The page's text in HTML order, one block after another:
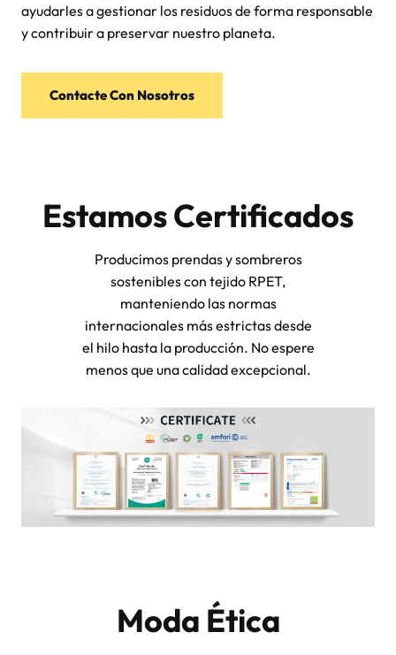
ayudarles a gestionar los residuos de forma responsable
y contribuir a preservar nuestro planeta.
Contacte Con Nosotros
Estamos Certificados
Producimos prendas y sombreros
sostenibles con tejido RPET,
manteniendo las normas
internacionales más estrictas desde
el hilo hasta la producción. No espere
menos que una calidad excepcional.
Moda Ética